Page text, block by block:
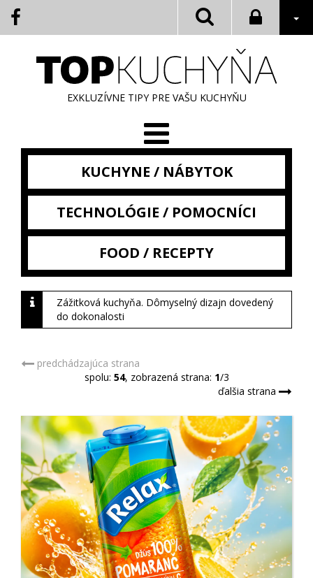
EXKLUZÍVNE TIPY PRE VAŠU KUCHYŇU
KUCHYNE / NÁBYTOK
TECHNOLÓGIE / POMOCNÍCI
FOOD / RECEPTY
Zážitková kuchyňa. Dômyselný dizajn dovedený
do dokonalosti
predchádzajúca strana
spolu: 54, zobrazená strana: 1/3
ďalšia strana